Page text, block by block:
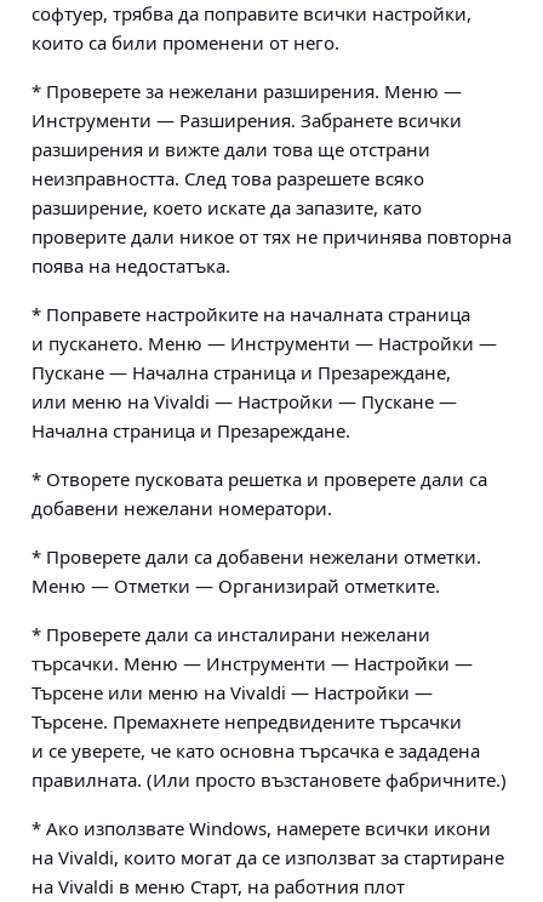
софтуер, трябва да поправите всички настройки,
които са били променени от него.
* Проверете за нежелани разширения. Меню —
Инструменти — Разширения. Забранете всички
разширения и вижте дали това ще отстрани
неизправността. След това разрешете всяко
разширение, което искате да запазите, като
проверите дали никое от тях не причинява повторна
поява на недостатъка.
* Поправете настройките на началната страница
и пускането. Меню — Инструменти — Настройки —
Пускане — Начална страница и Презареждане,
или меню на Vivaldi — Настройки — Пускане —
Начална страница и Презареждане.
* Отворете пусковата решетка и проверете дали са
добавени нежелани номератори.
* Проверете дали са добавени нежелани отметки.
Меню — Отметки — Организирай отметките.
* Проверете дали са инсталирани нежелани
търсачки. Меню — Инструменти — Настройки —
Търсене или меню на Vivaldi — Настройки —
Търсене. Премахнете непредвидените търсачки
и се уверете, че като основна търсачка е зададена
правилната. (Или просто възстановете фабричните.)
* Ако използвате Windows, намерете всички икони
на Vivaldi, които могат да се използват за стартиране
на Vivaldi в меню Старт, на работния плот